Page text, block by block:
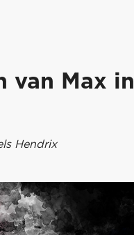
van Max in
Hendrix